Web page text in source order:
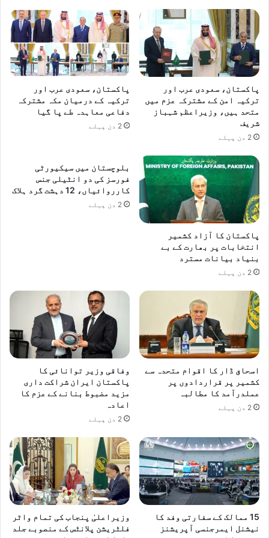
پاکستان، سعودی عرب اور
ترکیہ امن کے مشترکہ عزم میں
متحد ہیں، وزیراعظم شہباز
شریف
2 دن پہلے
پاکستان، سعودی عرب اور
ترکیہ کے درمیان مکہ مشترکہ
دفاعی معاہدہ طے پا گیا
2 دن پہلے
پاکستان کا آزاد کشمیر
انتخابات پر بھارت کے بے
بنیاد بیانات مسترد
2 دن پہلے
بلوچستان میں سیکیورٹی
فورسز کی دو انٹیلی جنس
کارروائیاں، 12 دہشت گرد ہلاک
2 دن پہلے
اسحاق ڈار کا اقوام متحدہ سے
کشمیر پر قراردادوں پر
عملدرآمد کا مطالبہ
2 دن پہلے
وفاقی وزیر توانائی کا
پاکستان ایران شراکت داری
مزید مضبوط بنانے کے عزم کا
اعادہ
2 دن پہلے
15 ممالک کے سفارتی وفد کا
نیشنل ایمرجنسی آپریشنز
وزیراعلیٰ پنجاب کی تمام واٹر
فلٹریشن پلانٹس کے منصوبے جلد